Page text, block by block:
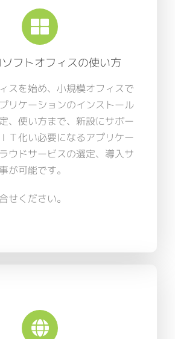
フトオフィスの使い方
スを始め、小規模オフィスで
リケーションのインストール
、使い方まで、新設にサポー
Ｔ化い必要になるアプリケー
ウドサービスの選定、導入サ
が可能です。
せください。